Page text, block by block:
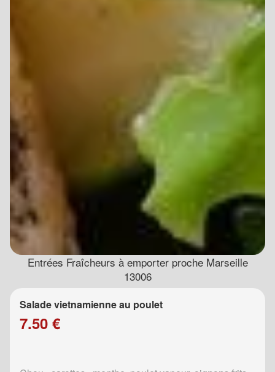
Entrées Fraîcheurs à emporter proche Marseille
13006
Salade vietnamienne au poulet
7.50 €